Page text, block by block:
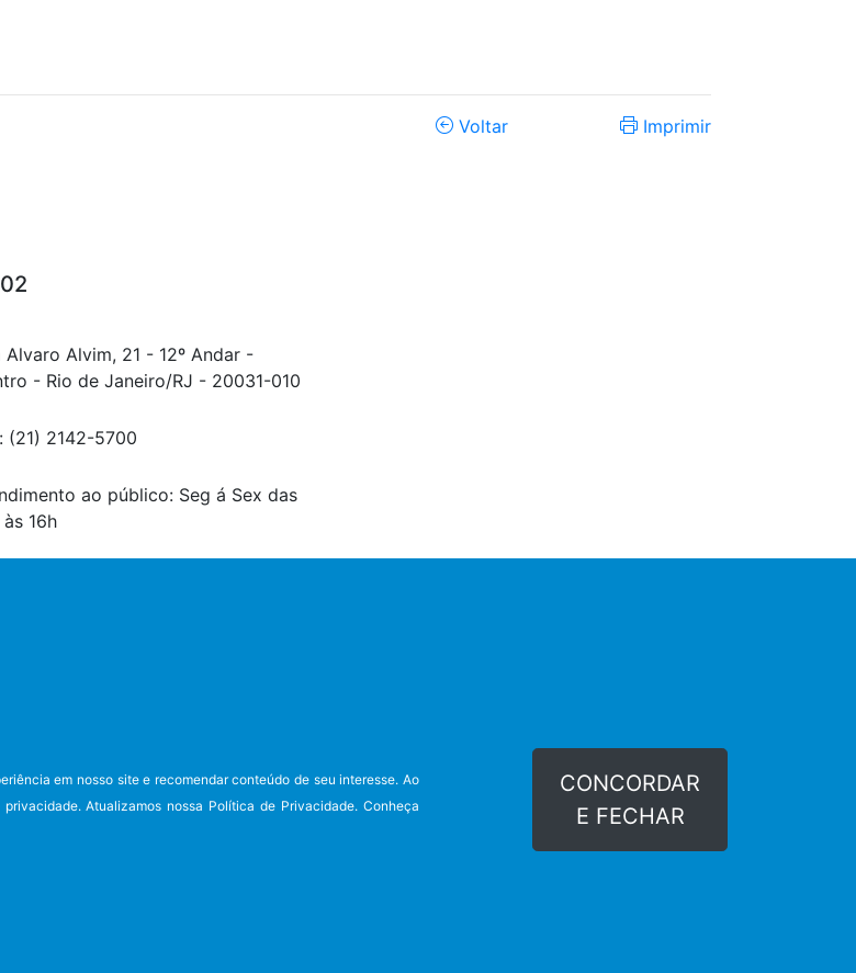
Voltar Imprimir
Alvaro Alvim, 21 - 12º Andar -
- Rio de Janeiro/RJ - 20031-010
(21) 2142-5700
ao público: Seg á Sex das
às 16h
Mapa do Site
Fale Conosco
Política de Privacidade
Termos de Uso do Site
em nosso site e recomendar conteúdo de seu interesse. Ao
Atualizamos nossa Política de Privacidade. Conheça
CONCORDAR
E FECHAR